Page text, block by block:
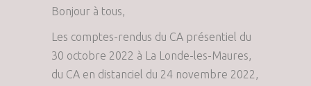
Bonjour à tous,
Les comptes-rendus du CA présentiel du
30 octobre 2022 à La Londe-les-Maures,
du CA en distanciel du 24 novembre 2022,